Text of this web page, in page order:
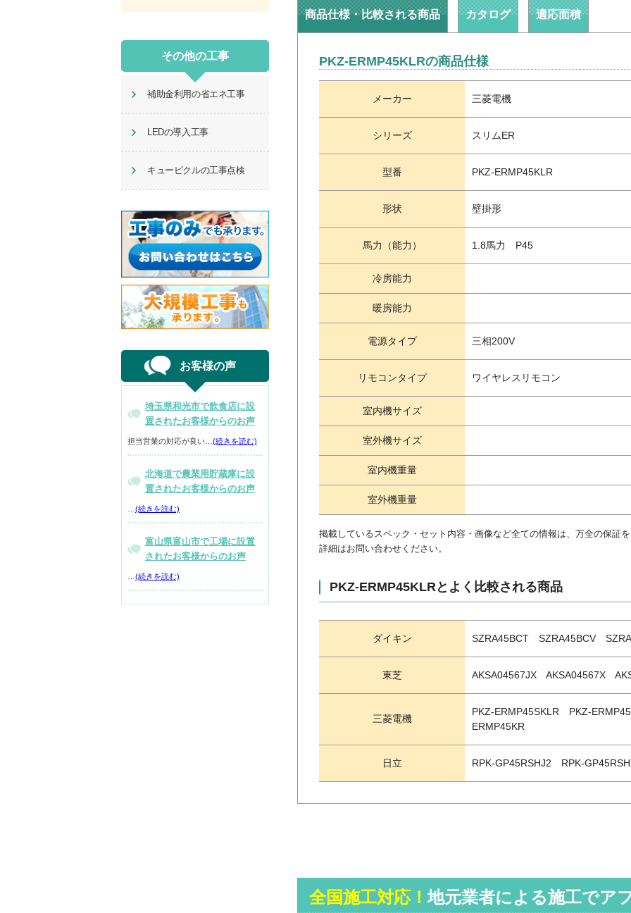
商品仕様・比較される商品 カタログ 適応面積
PKZ-ERMP45KLRの商品仕様
メーカー 三菱電機
シリーズ スリムER
型番 PKZ-ERMP45KLR
形状 壁掛形
馬力（能力） 1.8馬力 P45
冷房能力
暖房能力
電源タイプ 三相200V
リモコンタイプ ワイヤレスリモコン
室内機サイズ
室外機サイズ
室内機重量
室外機重量
掲載しているスペック・セット内容・画像など全ての情報は、万全の保証
詳細はお問い合わせください。
PKZ-ERMP45KLRとよく比較される商品
ダイキン SZRA45BCT SZRA45BCV
東芝 AKSA04567JX AKSA04567X
三菱電機
PKZ-ERMP45SKLR PKZ-
ERMP45KR
日立 RPK-GP45RSHJ2 RPK-
全国施工対応！地元業者による施工でア
その他の工事
補助金利用の省エネ工事
LEDの導入工事
キュービクルの工事点検
お客様の声
埼玉県和光市で飲食店に設
置されたお客様からのお声
担当営業の対応が良い… (続きを読む)
北海道で農業用貯蔵庫に設
置されたお客様からのお声
(続きを読む)
富山県富山市で工場に設置
されたお客様からのお声
(続きを読む)